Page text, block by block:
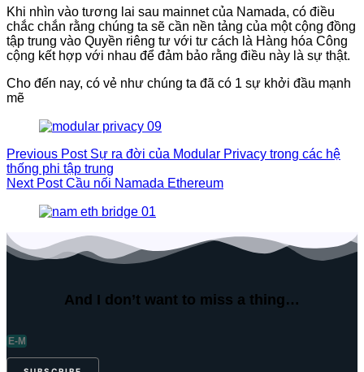
Khi nhìn vào tương lai sau mainnet của Namada, có điều
chắc chắn rằng chúng ta sẽ cần nền tảng của một cộng đồng
tập trung vào Quyền riêng tư với tư cách là Hàng hóa Công
cộng kết hợp với nhau để đảm bảo rằng điều này là sự thật.
Cho đến nay, có vẻ như chúng ta đã có 1 sự khởi đầu mạnh
mẽ
Previous Post Sự ra đời của Modular Privacy trong các hệ
thống phi tập trung
Next Post Cầu nối Namada Ethereum
And I don’t want to miss a thing…